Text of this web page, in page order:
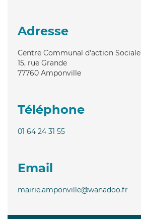
Adresse
Centre Communal d'action Sociale
15, rue Grande
77760 Amponville
Téléphone
01 64 24 31 55
Email
mairie.amponville@wanadoo.fr